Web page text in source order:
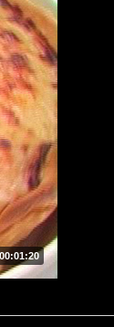
00:01:20